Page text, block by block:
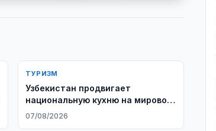
ТУРИЗМ
Узбекистан продвигает
национальную кухню на мировой
рынок
07/08/2026